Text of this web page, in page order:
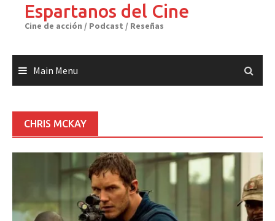
Espartanos del Cine
Cine de acción / Podcast / Reseñas
Main Menu
CHRIS MCKAY